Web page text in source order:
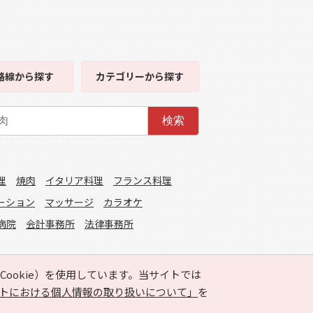
）を使用しています。当サイトでは
における個人情報の取り扱いについて」 を
線から探す カテゴリーから探す
検索
焼肉 イタリア料理
フランス料理
ション マッサージ
カラオケ
院 会計事務所 法律事務所